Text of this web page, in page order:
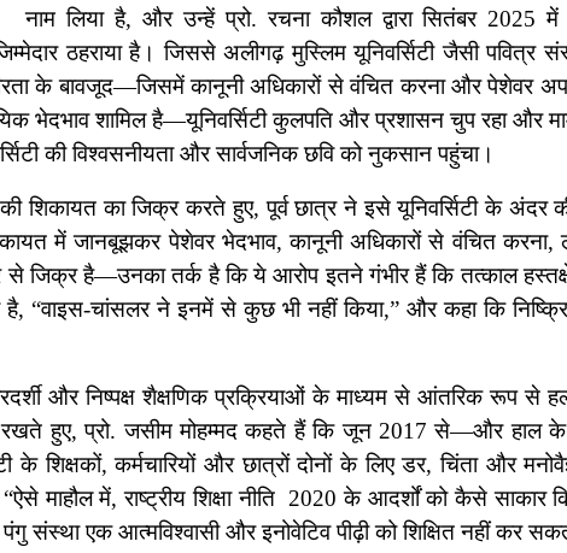
नाम लिया है, और उन्हें प्रो. रचना कौशल द्वारा सितंबर 2025 में
ठहराया है। जिससे अलीगढ़ मुस्लिम यूनिवर्सिटी जैसी पवित्र
के बावजूद—जिसमें कानूनी अधिकारों से वंचित करना और पेशेवर
भेदभाव शामिल है—यूनिवर्सिटी कुलपति और प्रशासन चुप रहा और
की विश्वसनीयता और सार्वजनिक छवि को नुकसान पहुंचा।
शिकायत का जिक्र करते हुए, पूर्व छात्र ने इसे यूनिवर्सिटी के अंदर
में जानबूझकर पेशेवर भेदभाव, कानूनी अधिकारों से वंचित करना,
से जिक्र है—उनका तर्क है कि ये आरोप इतने गंभीर हैं कि तत्काल
“वाइस-चांसलर ने इनमें से कुछ भी नहीं किया,” और कहा कि
और निष्पक्ष शैक्षणिक प्रक्रियाओं के माध्यम से आंतरिक रूप से
रखते हुए, प्रो. जसीम मोहम्मद कहते हैं कि जून 2017 से—और हाल के
शिक्षकों, कर्मचारियों और छात्रों दोनों के लिए डर, चिंता और
माहौल में, राष्ट्रीय शिक्षा नीति 2020 के आदर्शों को कैसे साकार
संस्था एक आत्मविश्वासी और इनोवेटिव पीढ़ी को शिक्षित नहीं कर